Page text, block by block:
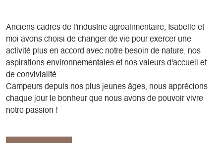
Anciens cadres de l'industrie agroalimentaire, Isabelle et
moi avons choisi de changer de vie pour exercer une
activité plus en accord avec notre besoin de nature, nos
aspirations environnementales et nos valeurs d'accueil et
de convivialité.
Campeurs depuis nos plus jeunes âges, nous apprécions
chaque jour le bonheur que nous avons de pouvoir vivre
notre passion !